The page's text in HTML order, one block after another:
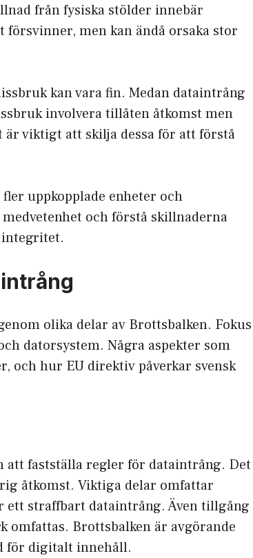
från fysiska stölder innebär
men kan ändå orsaka stor
kan vara fin. Medan dataintrång
involvera tillåten åtkomst men
viktigt att skilja dessa för att förstå
uppkopplade enheter och
och förstå skillnaderna
integritet.
olika delar av Brottsbalken. Fokus
datorsystem. Några aspekter som
och hur EU direktiv påverkar svensk
fastställa regler för dataintrång. Det
åtkomst. Viktiga delar omfattar
ett straffbart dataintrång. Även tillgång
Brottsbalken är avgörande
för digitalt innehåll.